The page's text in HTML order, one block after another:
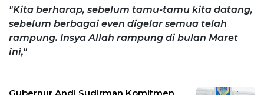
"Kita berharap, sebelum tamu-tamu kita datang,
sebelum berbagai even digelar semua telah
rampung. Insya Allah rampung di bulan Maret
ini,"